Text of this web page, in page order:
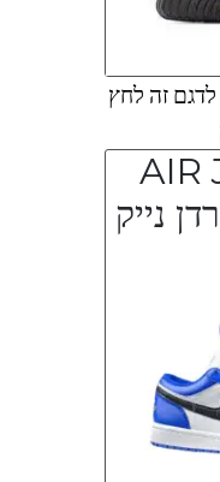
זה לחץ
AIR